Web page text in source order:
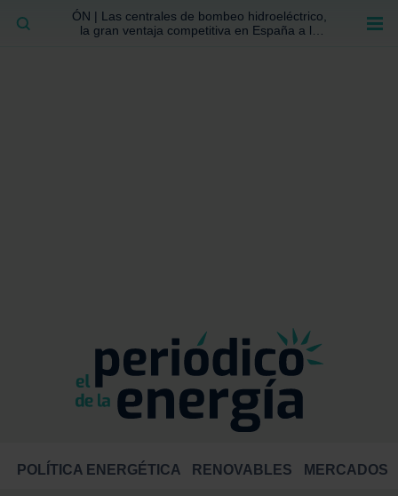
ÓN | Las centrales de bombeo hidroeléctrico,
la gran ventaja competitiva en España a la
POLÍTICA ENERGÉTICA RENOVABLES MERCADOS
BUSCAR